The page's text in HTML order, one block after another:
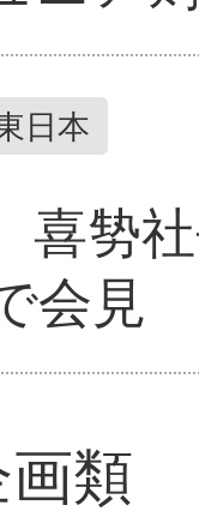
日本
喜㔟
会見
類